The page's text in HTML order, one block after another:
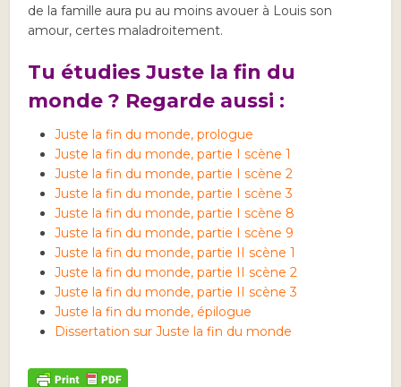
de la famille aura pu au moins avouer à Louis son
amour, certes maladroitement.
Tu étudies Juste la fin du
monde ? Regarde aussi :
Juste la fin du monde, prologue
Juste la fin du monde, partie I scène 1
Juste la fin du monde, partie I scène 2
Juste la fin du monde, partie I scène 3
Juste la fin du monde, partie I scène 8
Juste la fin du monde, partie I scène 9
Juste la fin du monde, partie II scène 1
Juste la fin du monde, partie II scène 2
Juste la fin du monde, partie II scène 3
Juste la fin du monde, épilogue
Dissertation sur Juste la fin du monde